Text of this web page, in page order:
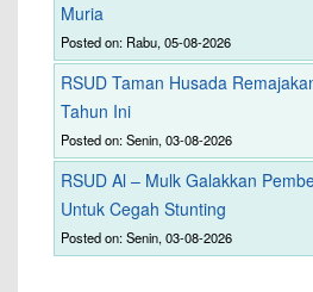
Muria
Posted on: Rabu, 05-08-2026
RSUD Taman Husada
Tahun Ini
Posted on: Senin, 03-08-2026
RSUD Al – Mulk Galakkan
Untuk Cegah Stunting
Posted on: Senin, 03-08-2026